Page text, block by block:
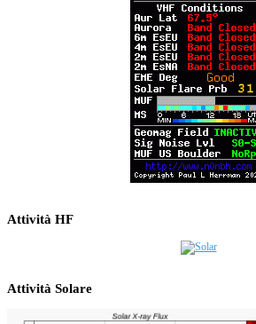
Attività HF
Attività Solare